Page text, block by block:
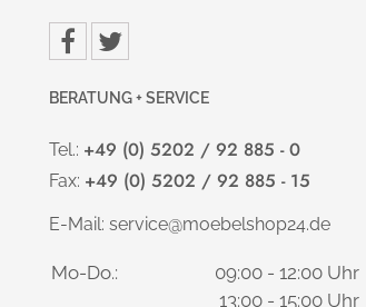
BERATUNG + SERVICE
Tel.: +49 (0) 5202 / 92 885 - 0
Fax: +49 (0) 5202 / 92 885 - 15
E-Mail: service@moebelshop24.de
Mo-Do.:
09:00 - 12:00 Uhr
13:00 - 15:00 Uhr